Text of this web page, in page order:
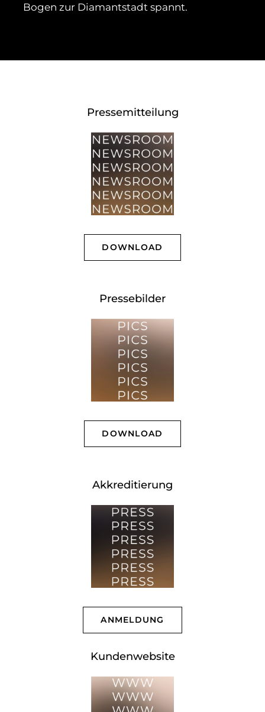
Bogen zur Diamantstadt spannt.
Pressemitteilung
DOWNLOAD
Pressebilder
DOWNLOAD
Akkreditierung
ANMELDUNG
Kundenwebsite